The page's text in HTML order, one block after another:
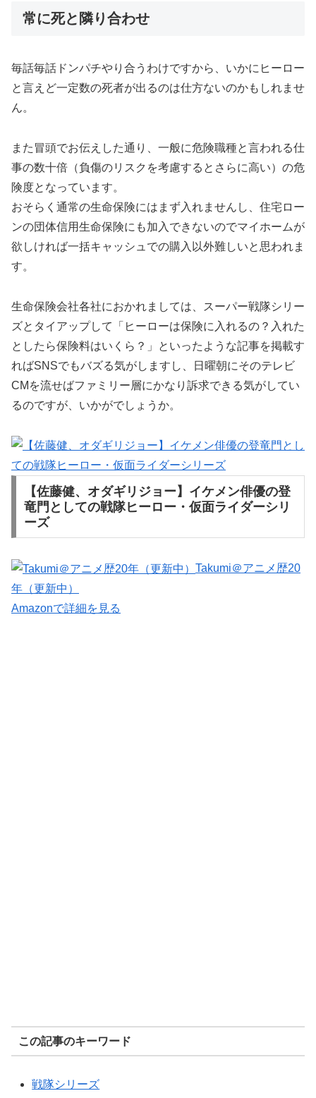
常に死と隣り合わせ
毎話毎話ドンパチやり合うわけですから、いかにヒーロー
と言えど一定数の死者が出るのは仕方ないのかもしれませ
ん。
また冒頭でお伝えした通り、一般に危険職種と言われる仕
事の数十倍（負傷のリスクを考慮するとさらに高い）の危
険度となっています。
おそらく通常の生命保険にはまず入れませんし、住宅ロー
ンの団体信用生命保険にも加入できないのでマイホームが
欲しければ一括キャッシュでの購入以外難しいと思われま
す。
生命保険会社各社におかれましては、スーパー戦隊シリー
ズとタイアップして「ヒーローは保険に入れるの？入れた
としたら保険料はいくら？」といったような記事を掲載す
ればSNSでもバズる気がしますし、日曜朝にそのテレビ
CMを流せばファミリー層にかなり訴求できる気がしてい
るのですが、いかがでしょうか。
【佐藤健、オダギリジョー】イケメン俳優の登
竜門としての戦隊ヒーロー・仮面ライダーシリ
ーズ
Takumi＠アニメ歴20
年（更新中）
Amazonで詳細を見る
この記事のキーワード
戦隊シリーズ